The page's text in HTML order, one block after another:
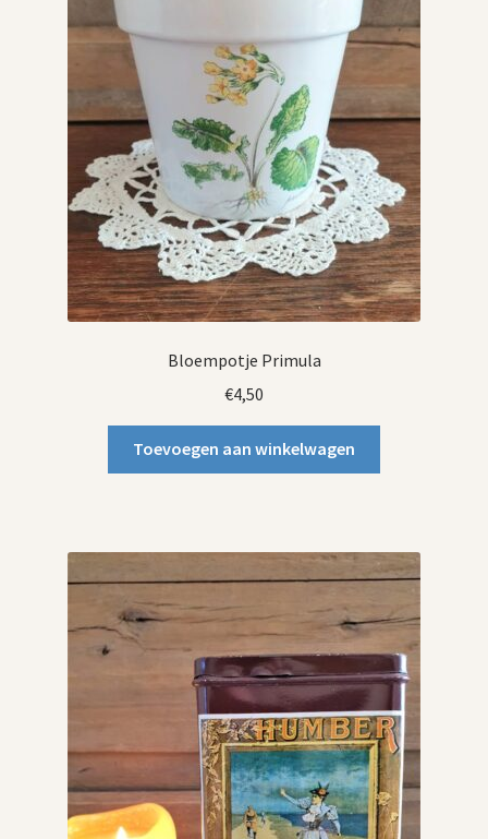
Bloempotje Primula
€4,50
Toevoegen aan winkelwagen